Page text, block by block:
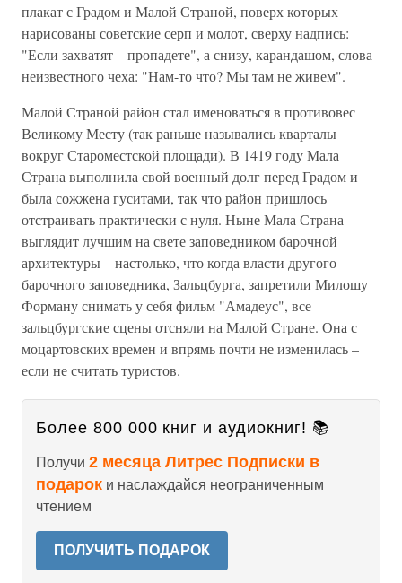
плакат с Градом и Малой Страной, поверх которых
нарисованы советские серп и молот, сверху надпись:
"Если захватят – пропадете", а снизу, карандашом, слова
неизвестного чеха: "Нам-то что? Мы там не живем".
Малой Страной район стал именоваться в противовес
Великому Месту (так раньше назывались кварталы
вокруг Староместской площади). В 1419 году Мала
Страна выполнила свой военный долг перед Градом и
была сожжена гуситами, так что район пришлось
отстраивать практически с нуля. Ныне Мала Страна
выглядит лучшим на свете заповедником барочной
архитектуры – настолько, что когда власти другого
барочного заповедника, Зальцбурга, запретили Милошу
Форману снимать у себя фильм "Амадеус", все
зальцбургские сцены отсняли на Малой Стране. Она с
моцартовских времен и впрямь почти не изменилась –
если не считать туристов.
Более 800 000 книг и аудиокниг! 📚
Получи 2 месяца Литрес Подписки в
подарок и наслаждайся неограниченным
чтением
ПОЛУЧИТЬ ПОДАРОК